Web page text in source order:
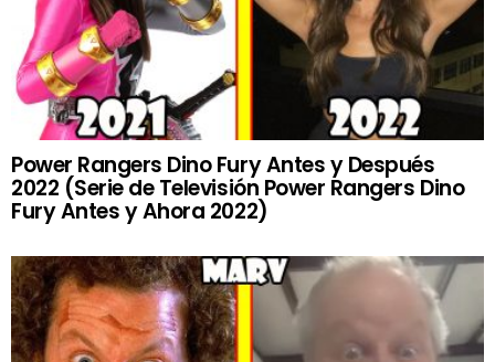
Power Rangers Dino Fury Antes y Después
2022 (Serie de Televisión Power Rangers Dino
Fury Antes y Ahora 2022)